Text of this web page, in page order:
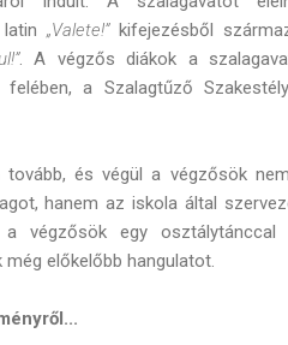
„Valete!”kifejezésből
. A végzős diákok a
a Szalagtűző
és végül a végzősök
hanem az iskola által
a végzősök egy osztálytánccal
előkelőbb hangulatot.